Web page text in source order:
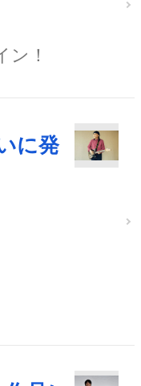
ン！
に発